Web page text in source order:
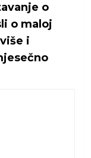
o
o maloj
i